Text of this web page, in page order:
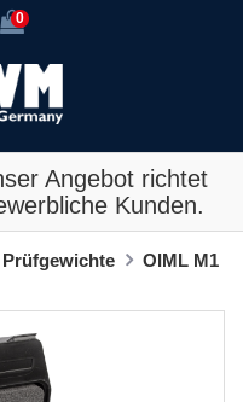
0
Angebot richtet
Kunden.
Prüfgewichte OIML M1